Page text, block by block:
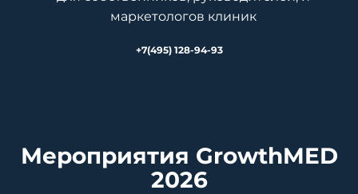
маркетологов клиник
+7(495) 128-94-93
Мероприятия GrowthMED
2026